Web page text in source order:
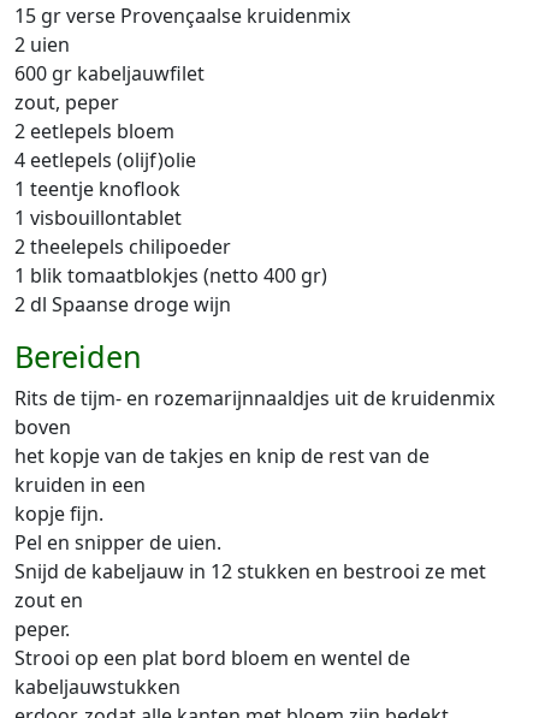
15 gr verse Provençaalse kruidenmix
2 uien
600 gr kabeljauwfilet
zout, peper
2 eetlepels bloem
4 eetlepels (olijf)olie
1 teentje knoflook
1 visbouillontablet
2 theelepels chilipoeder
1 blik tomaatblokjes (netto 400 gr)
2 dl Spaanse droge wijn
Bereiden
Rits de tijm- en rozemarijnnaaldjes uit de kruidenmix
boven
het kopje van de takjes en knip de rest van de
kruiden in een
kopje fijn.
Pel en snipper de uien.
Snijd de kabeljauw in 12 stukken en bestrooi ze met
zout en
peper.
Strooi op een plat bord bloem en wentel de
kabeljauwstukken